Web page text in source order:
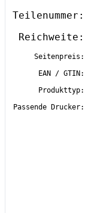
Teilenummer:
Reichweite:
Seitenpreis:
EAN / GTIN:
Produkttyp:
Passende Drucker: